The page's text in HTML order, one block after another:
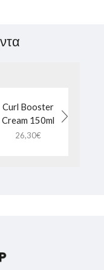
Curl Booster
Cream 150ml
26,30€